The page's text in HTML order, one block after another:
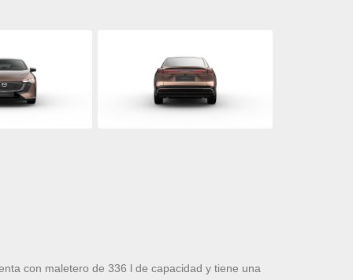
con maletero de 336 l de capacidad y tiene una